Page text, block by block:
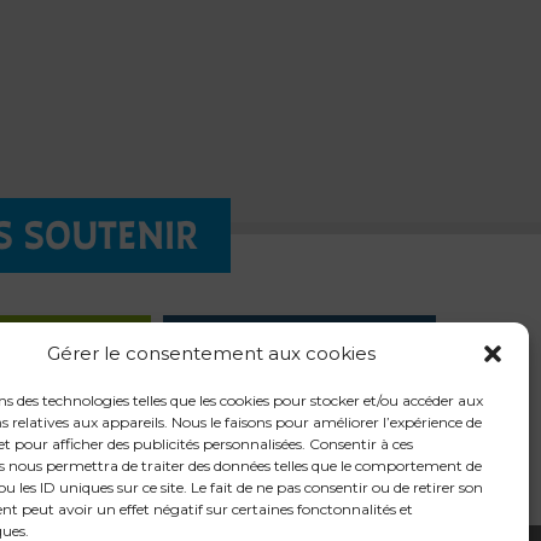
Gérer le consentement aux cookies
des technologies telles que les cookies pour stocker et/ou accéder aux
relatives aux appareils. Nous le faisons pour améliorer l’expérience de
pour afficher des publicités personnalisées. Consentir à ces
nous permettra de traiter des données telles que le comportement de
les ID uniques sur ce site. Le fait de ne pas consentir ou de retirer son
peut avoir un effet négatif sur certaines fonctonnalités et
SOUTENIR
LES
CHANTIERS